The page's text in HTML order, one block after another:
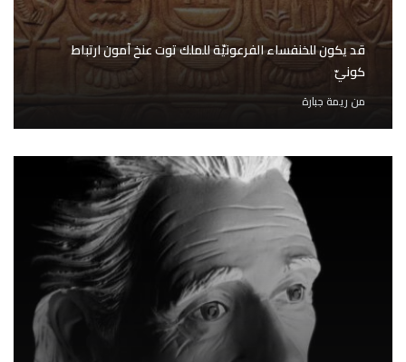
قد يكون للخنفساء الفرعونيّة للملك توت عنخ آمون ارتباط
كونيّ
من ريمة جبارة